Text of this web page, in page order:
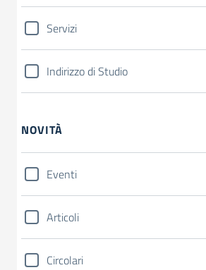
Servizi
Indirizzo di Studio
NOVITÀ
Eventi
Articoli
Circolari